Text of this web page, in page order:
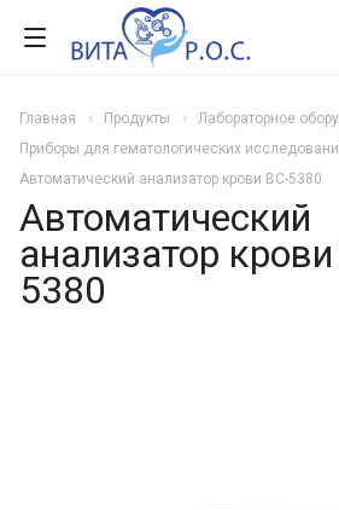
Главная Продукты
Лабораторное
Приборы для гематологических
Автоматический анализатор крови BC-5380
Автоматический
анализатор
5380